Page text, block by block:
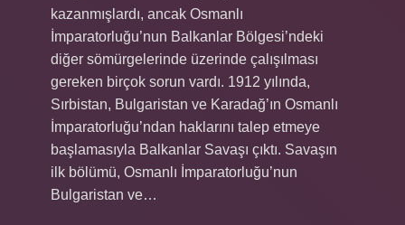
kazanmışlardı, ancak Osmanlı
İmparatorluğu’nun Balkanlar Bölgesi’ndeki
diğer sömürgelerinde üzerinde çalışılması
gereken birçok sorun vardı. 1912 yılında,
Sırbistan, Bulgaristan ve Karadağ’ın Osmanlı
İmparatorluğu’ndan haklarını talep etmeye
başlamasıyla Balkanlar Savaşı çıktı. Savaşın
ilk bölümü, Osmanlı İmparatorluğu’nun
Bulgaristan ve…